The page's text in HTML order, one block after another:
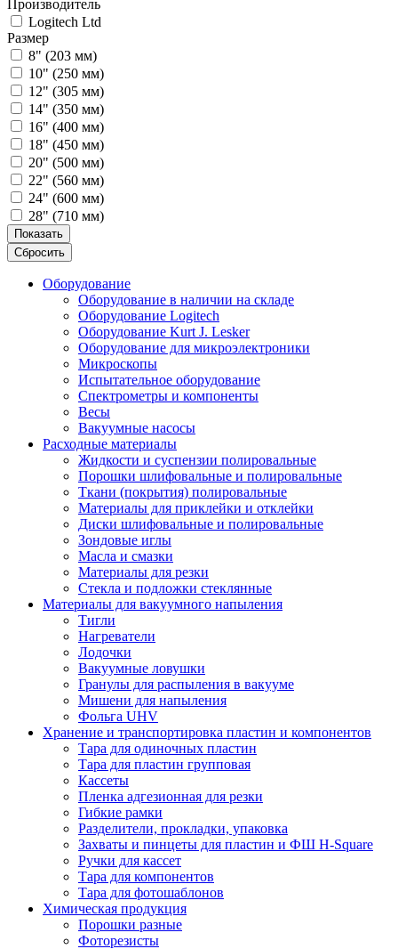
Производитель
Logitech Ltd
Размер
8" (203 мм)
10" (250 мм)
12" (305 мм)
14" (350 мм)
16" (400 мм)
18" (450 мм)
20" (500 мм)
22" (560 мм)
24" (600 мм)
28" (710 мм)
Показать
Сбросить
Оборудование
Оборудование в наличии на складе
Оборудование Logitech
Оборудование Kurt J. Lesker
Оборудование для микроэлектроники
Микроскопы
Испытательное оборудование
Спектрометры и компоненты
Весы
Вакуумные насосы
Расходные материалы
Жидкости и суспензии полировальные
Порошки шлифовальные и полировальные
Ткани (покрытия) полировальные
Материалы для приклейки и отклейки
Диски шлифовальные и полировальные
Зондовые иглы
Масла и смазки
Материалы для резки
Стекла и подложки стеклянные
Материалы для вакуумного напыления
Тигли
Нагреватели
Лодочки
Вакуумные ловушки
Гранулы для распыления в вакууме
Мишени для напыления
Фольга UHV
Хранение и транспортировка пластин и компонентов
Тара для одиночных пластин
Тара для пластин групповая
Кассеты
Пленка адгезионная для резки
Гибкие рамки
Разделители, прокладки, упаковка
Захваты и пинцеты для пластин и ФШ H-Square
Ручки для кассет
Тара для компонентов
Тара для фотошаблонов
Химическая продукция
Порошки разные
Фоторезисты